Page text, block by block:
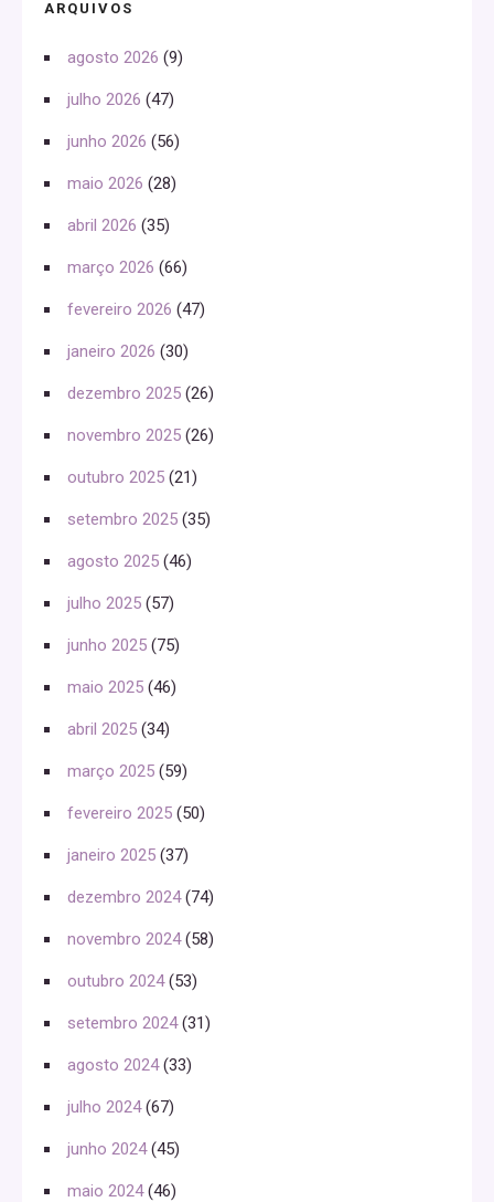
ARQUIVOS
agosto 2026 (9)
julho 2026 (47)
junho 2026 (56)
maio 2026 (28)
abril 2026 (35)
março 2026 (66)
fevereiro 2026 (47)
janeiro 2026 (30)
dezembro 2025 (26)
novembro 2025 (26)
outubro 2025 (21)
setembro 2025 (35)
agosto 2025 (46)
julho 2025 (57)
junho 2025 (75)
maio 2025 (46)
abril 2025 (34)
março 2025 (59)
fevereiro 2025 (50)
janeiro 2025 (37)
dezembro 2024(74)
novembro 2024(58)
outubro 2024(53)
setembro 2024(31)
agosto 2024(33)
julho 2024(67)
junho 2024(45)
maio 2024(46)